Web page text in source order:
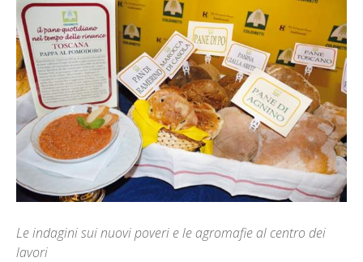
Le indagini sui nuovi poveri e le agromafie al centro dei
lavori